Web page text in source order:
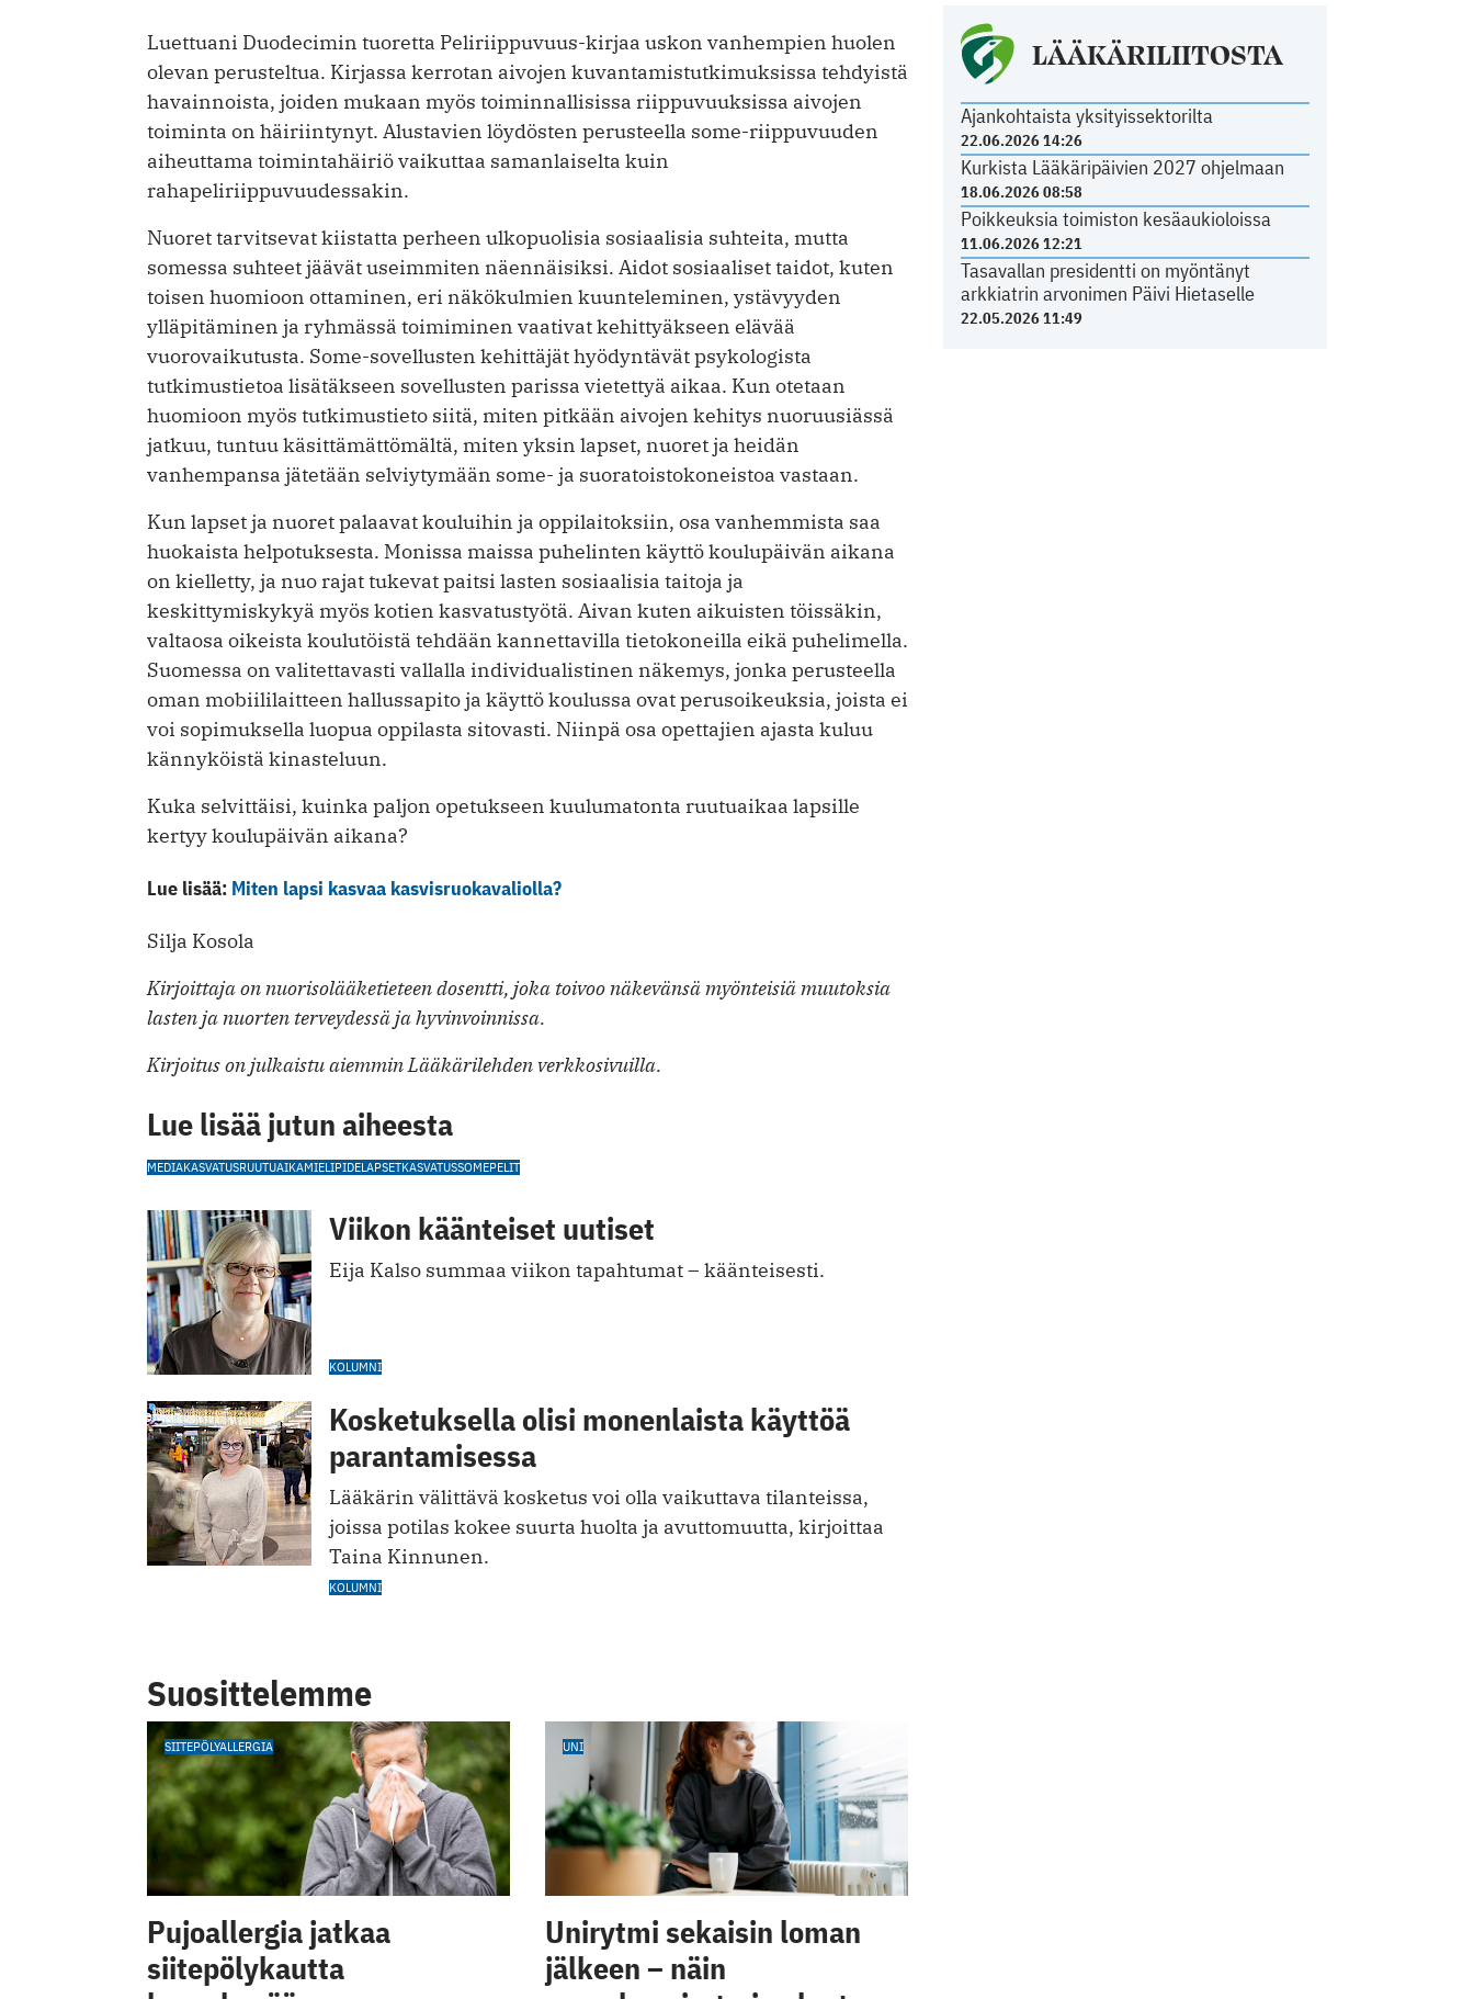
LÄÄKÄRILIITOSTA
Ajankohtaista yksityissektorilta
22.06.2026 14:26
Kurkista Lääkäripäivien 2027 ohjelmaan
18.06.2026 08:58
Poikkeuksia toimiston kesäaukioloissa
11.06.2026 12:21
Tasavallan presidentti on myöntänyt
arkkiatrin arvonimen Päivi Hietaselle
22.05.2026 11:49
Luettuani Duodecimin tuoretta Peliriippuvuus-kirjaa uskon vanhempien huolen
olevan perusteltua. Kirjassa kerrotan aivojen kuvantamistutkimuksissa tehdyistä
havainnoista, joiden mukaan myös toiminnallisissa riippuvuuksissa aivojen
toiminta on häiriintynyt. Alustavien löydösten perusteella some-riippuvuuden
aiheuttama toimintahäiriö vaikuttaa samanlaiselta kuin
rahapeliriippuvuudessakin.
Nuoret tarvitsevat kiistatta perheen ulkopuolisia sosiaalisia suhteita, mutta
somessa suhteet jäävät useimmiten näennäisiksi. Aidot sosiaaliset taidot, kuten
toisen huomioon ottaminen, eri näkökulmien kuunteleminen, ystävyyden
ylläpitäminen ja ryhmässä toimiminen vaativat kehittyäkseen elävää
vuorovaikutusta. Some-sovellusten kehittäjät hyödyntävät psykologista
tutkimustietoa lisätäkseen sovellusten parissa vietettyä aikaa. Kun otetaan
huomioon myös tutkimustieto siitä, miten pitkään aivojen kehitys nuoruusiässä
jatkuu, tuntuu käsittämättömältä, miten yksin lapset, nuoret ja heidän
vanhempansa jätetään selviytymään some- ja suoratoistokoneistoa vastaan.
Kun lapset ja nuoret palaavat kouluihin ja oppilaitoksiin, osa vanhemmista saa
huokaista helpotuksesta. Monissa maissa puhelinten käyttö koulupäivän aikana
on kielletty, ja nuo rajat tukevat paitsi lasten sosiaalisia taitoja ja
keskittymiskykyä myös kotien kasvatustyötä. Aivan kuten aikuisten töissäkin,
valtaosa oikeista koulutöistä tehdään kannettavilla tietokoneilla eikä puhelimella.
Suomessa on valitettavasti vallalla individualistinen näkemys, jonka perusteella
oman mobiililaitteen hallussapito ja käyttö koulussa ovat perusoikeuksia, joista ei
voi sopimuksella luopua oppilasta sitovasti. Niinpä osa opettajien ajasta kuluu
kännyköistä kinasteluun.
Kuka selvittäisi, kuinka paljon opetukseen kuulumatonta ruutuaikaa lapsille
kertyy koulupäivän aikana?
Lue lisää: Miten lapsi kasvaa kasvisruokavaliolla?
Silja Kosola
Kirjoittaja on nuorisolääketieteen dosentti, joka toivoo näkevänsä myönteisiä muutoksia
lasten ja nuorten terveydessä ja hyvinvoinnissa.
Kirjoitus on julkaistu aiemmin Lääkärilehden verkkosivuilla.
Lue lisää jutun aiheesta
MEDIAKASVATUSRUUTUAIKAMIELIPIDELAPSETKASVATUSSOMEPELIT
Viikon käänteiset uutiset
Eija Kalso summaa viikon tapahtumat – käänteisesti.
KOLUMNI
Kosketuksella olisi monenlaista käyttöä
parantamisessa
Lääkärin välittävä kosketus voi olla vaikuttava tilanteissa,
joissa potilas kokee suurta huolta ja avuttomuutta, kirjoittaa
Taina Kinnunen.
KOLUMNI
Suosittelemme
SIITEPÖLYALLERGIA
Pujoallergia jatkaa
siitepölykautta
UNI
Unirytmi sekaisin loman
jälkeen – näin